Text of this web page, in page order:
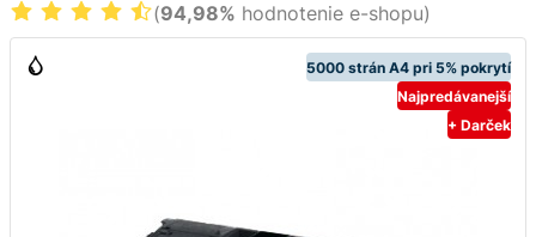
5000 strán A4 pri 5% pokrytí
Najpredávanejší
+ Darček
(94,98% hodnotenie e-shopu)